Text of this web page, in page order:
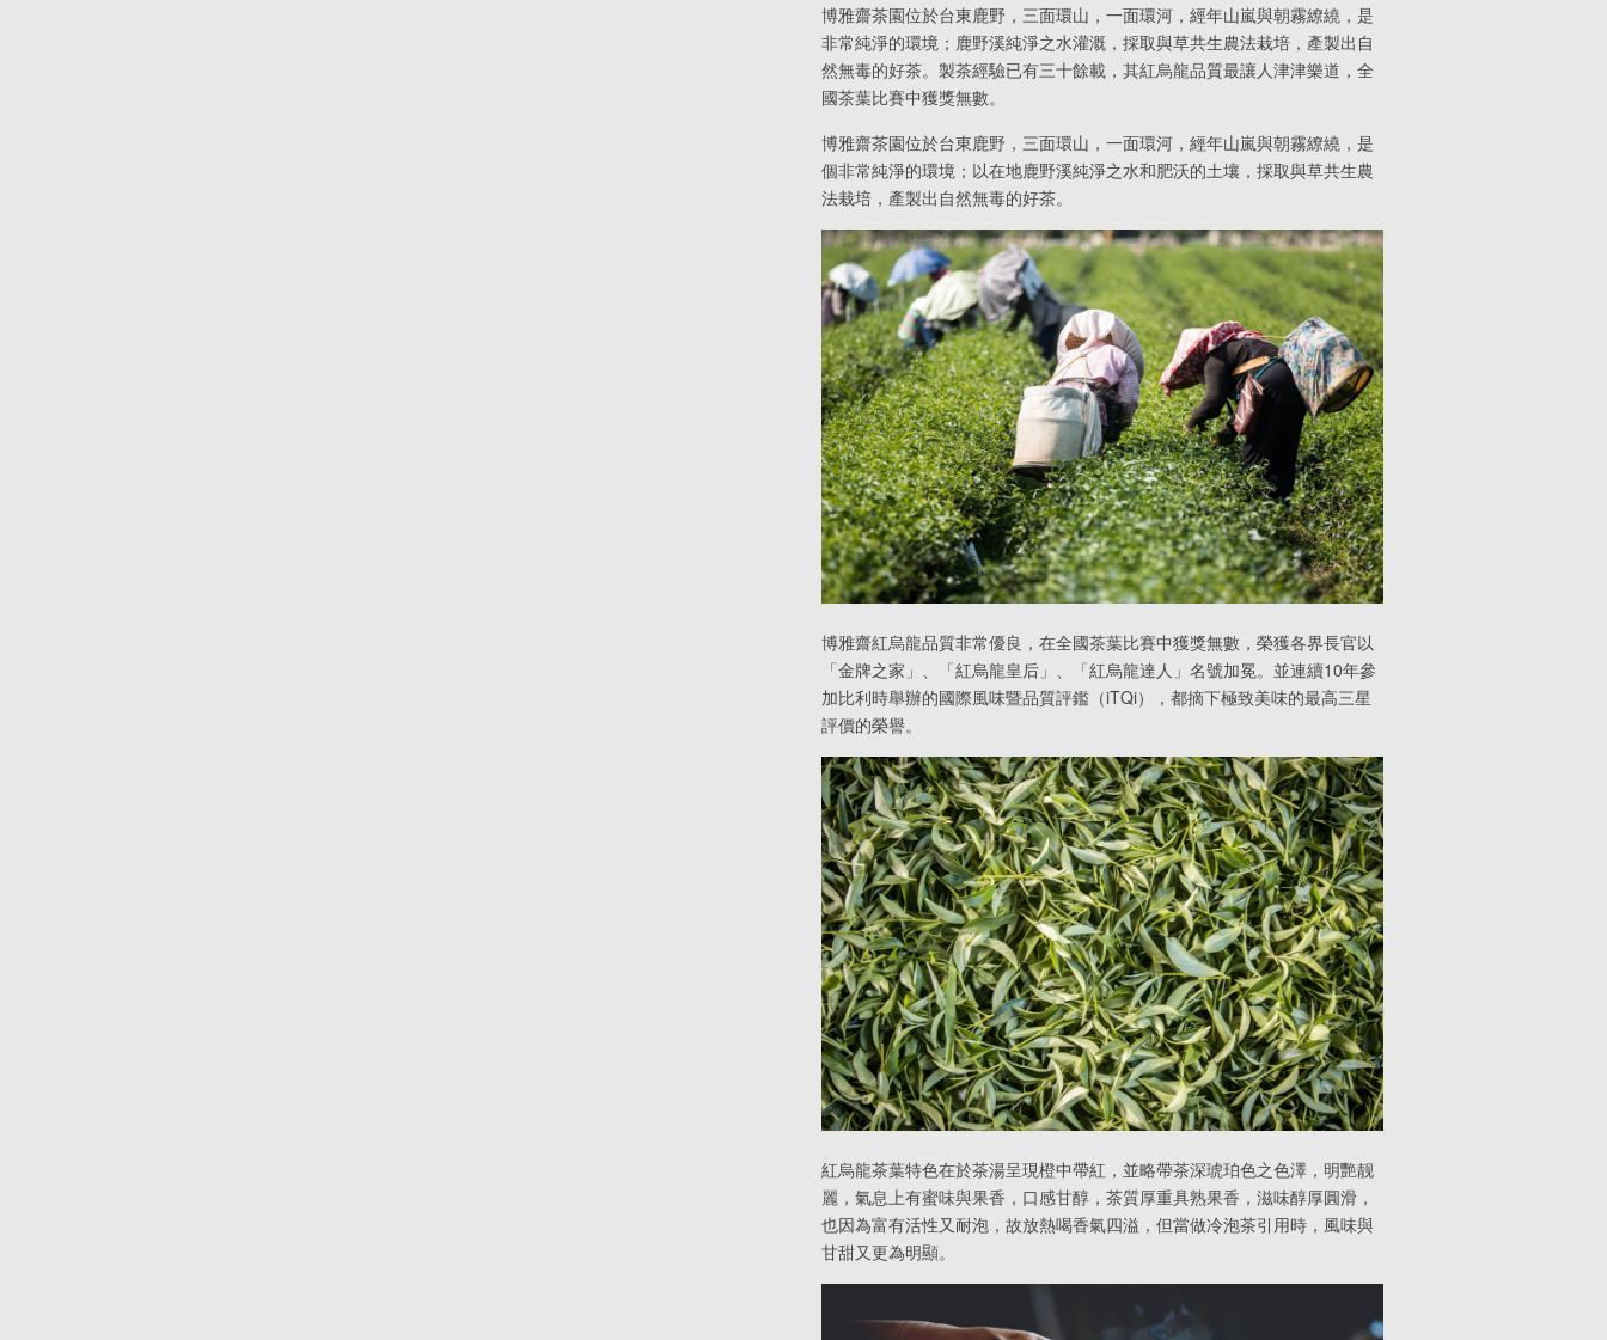
博雅齋茶園位於台東鹿野，三面環山，一面環河，經年山嵐與朝霧繚繞，是
非常純淨的環境；鹿野溪純淨之水灌溉，採取與草共生農法栽培，產製出自
然無毒的好茶。製茶經驗已有三十餘載，其紅烏龍品質最讓人津津樂道，全
國茶葉比賽中獲獎無數。
博雅齋茶園位於台東鹿野，三面環山，一面環河，經年山嵐與朝霧繚繞，是
個非常純淨的環境；以在地鹿野溪純淨之水和肥沃的土壤，採取與草共生農
法栽培，產製出自然無毒的好茶。
博雅齋紅烏龍品質非常優良，在全國茶葉比賽中獲獎無數，榮獲各界長官以
「金牌之家」、「紅烏龍皇后」、「紅烏龍達人」名號加冕。並連續10年參
加比利時舉辦的國際風味暨品質評鑑（iTQi），都摘下極致美味的最高三星
評價的榮譽。
紅烏龍茶葉特色在於茶湯呈現橙中帶紅，並略帶茶深琥珀色之色澤，明艷靓
麗，氣息上有蜜味與果香，口感甘醇，茶質厚重具熟果香，滋味醇厚圓滑，
也因為富有活性又耐泡，故放熱喝香氣四溢，但當做冷泡茶引用時，風味與
甘甜又更為明顯。